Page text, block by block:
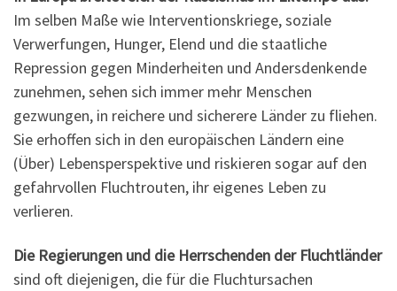
Im selben Maße wie Interventionskriege, soziale
Verwerfungen, Hunger, Elend und die staatliche
Repression gegen Minderheiten und Andersdenkende
zunehmen, sehen sich immer mehr Menschen
gezwungen, in reichere und sicherere Länder zu fliehen.
Sie erhoffen sich in den europäischen Ländern eine
(Über) Lebensperspektive und riskieren sogar auf den
gefahrvollen Fluchtrouten, ihr eigenes Leben zu
verlieren.
Die Regierungen und die Herrschenden der Fluchtländer
sind oft diejenigen, die für die Fluchtursachen